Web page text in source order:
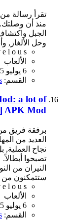
تقرأ رسالة
منذ أن
الجبل
وحل الألغاز,
l o u s
الألعاب
6 يوليو 2025
القسم:
a lot of
APK Mod
برفقة فريق
العديد من
نجاح
تصبحوا
النيران من
ستتمكنون من
l o u s
الألعاب
6 يوليو 2025
القسم: